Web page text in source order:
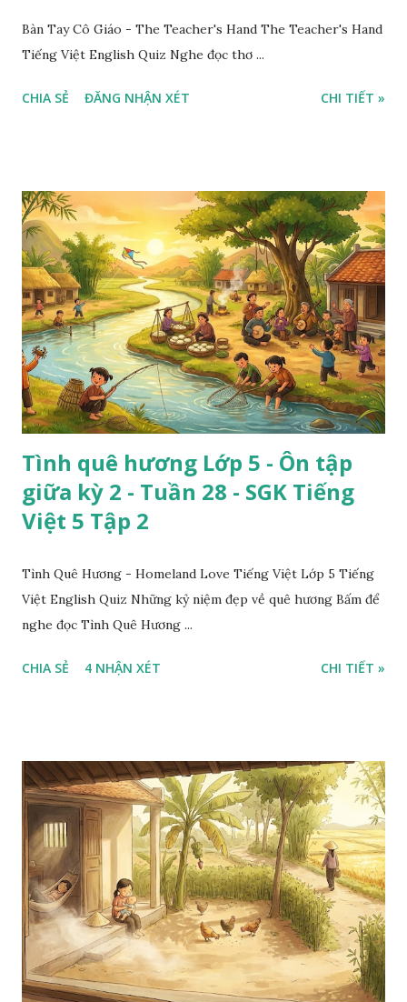
Bàn Tay Cô Giáo - The Teacher's Hand The Teacher's Hand
Tiếng Việt English Quiz Nghe đọc thơ ...
CHIA SẺ ĐĂNG NHẬN XÉT CHI TIẾT »
Tình quê hương Lớp 5 - Ôn tập
giữa kỳ 2 - Tuần 28 - SGK Tiếng
Việt 5 Tập 2
Tình Quê Hương - Homeland Love Tiếng Việt Lớp 5 Tiếng
Việt English Quiz Những kỷ niệm đẹp về quê hương Bấm để
nghe đọc Tình Quê Hương ...
CHIA SẺ 4 NHẬN XÉT CHI TIẾT »